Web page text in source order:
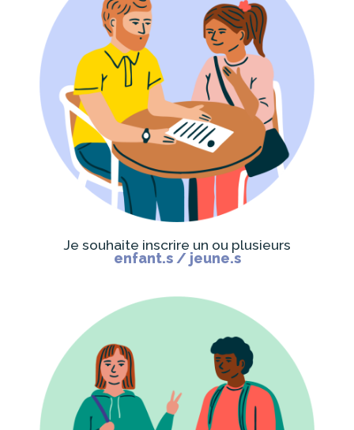
Je souhaite inscrire un ou plusieurs
enfant.s / jeune.s